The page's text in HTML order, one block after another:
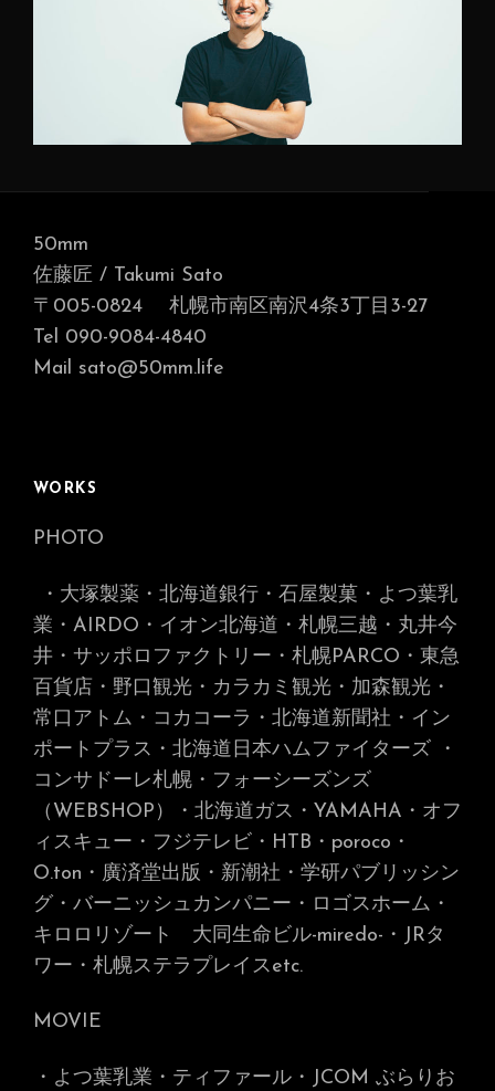
50mm
佐藤匠 / Takumi Sato
〒005-0824 札幌市南区南沢4条3丁目3-27
Tel 090-9084-4840
Mail sato@50mm.life
WORKS
PHOTO
・大塚製薬・北海道銀行・石屋製菓・よつ葉乳
業・AIRDO・イオン北海道・札幌三越・丸井今
井・サッポロファクトリー・札幌PARCO・東急
百貨店・野口観光・カラカミ観光・加森観光・
常口アトム・コカコーラ・北海道新聞社・イン
ポートプラス・北海道日本ハムファイターズ
・
コンサドーレ札幌・フォーシーズンズ
（WEBSHOP）・北海道ガス・YAMAHA・オフ
ィスキュー・フジテレビ・HTB・poroco・
O.ton・廣済堂出版・新潮社・学研パブリッシン
グ・バーニッシュカンパニー・ロゴスホーム・
キロロリゾート 大同生命ビル-miredo- ・JRタ
ワー・札幌ステラプレイスetc.
MOVIE
・よつ葉乳業・ティファール・JCOM ぶらりお